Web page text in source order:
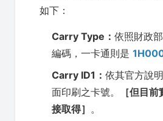
如下：
Carry Type： 依照財政
編碼，一卡通則是
Carry ID1： 依其官方說
面印刷之卡號。
［但目
接取得］ 。